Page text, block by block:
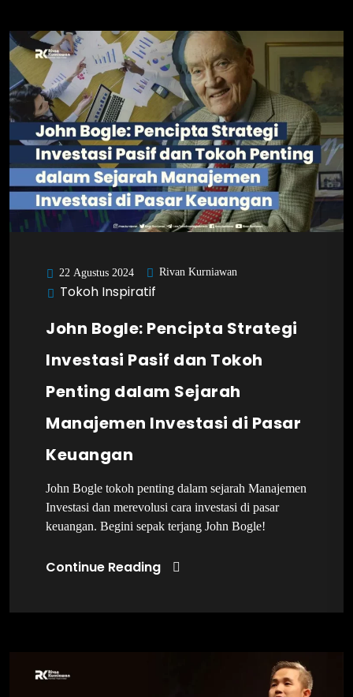
22 Agustus 2024 Rivan Kurniawan
Tokoh Inspiratif
John Bogle: Pencipta Strategi
Investasi Pasif dan Tokoh
Penting dalam Sejarah
Manajemen Investasi di Pasar
Keuangan
John Bogle tokoh penting dalam sejarah Manajemen
Investasi dan merevolusi cara investasi di pasar
keuangan. Begini sepak terjang John Bogle!
Continue Reading